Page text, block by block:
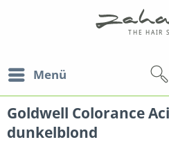
Menü
Goldwell Colorance
dunkelblond